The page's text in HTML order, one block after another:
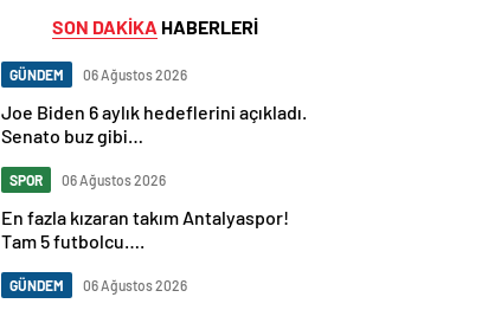
SON DAKİKA HABERLERİ
GÜNDEM 06 Ağustos 2026
Joe Biden 6 aylık hedeflerini açıkladı.
Senato buz gibi…
SPOR 06 Ağustos 2026
En fazla kızaran takım Antalyaspor!
Tam 5 futbolcu….
GÜNDEM 06 Ağustos 2026